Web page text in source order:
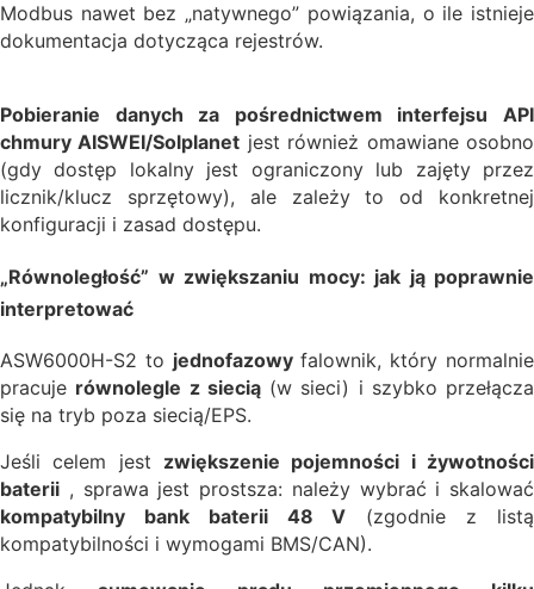
Modbus nawet bez „natywnego” powiązania, o ile istnieje
dokumentacja dotycząca rejestrów.
Pobieranie danych za pośrednictwem interfejsu API
chmury AISWEI/Solplanet jest również omawiane osobno
(gdy dostęp lokalny jest ograniczony lub zajęty przez
licznik/klucz sprzętowy), ale zależy to od konkretnej
konfiguracji i zasad dostępu.
„Równoległość” w zwiększaniu mocy: jak ją poprawnie
interpretować
ASW6000H-S2 to jednofazowyfalownik, który normalnie
pracuje równolegle z siecią(w sieci) i szybko przełącza
się na tryb poza siecią/EPS.
Jeśli celem jest zwiększenie pojemności i żywotności
baterii , sprawa jest prostsza: należy wybrać i skalować
kompatybilny bank baterii 48 V (zgodnie z listą
kompatybilności i wymogami BMS/CAN).